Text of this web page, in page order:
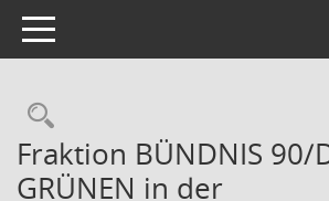
Toggle navigation
Rechercheauswahl
Fraktion BÜNDNIS 90/
GRÜNEN in der